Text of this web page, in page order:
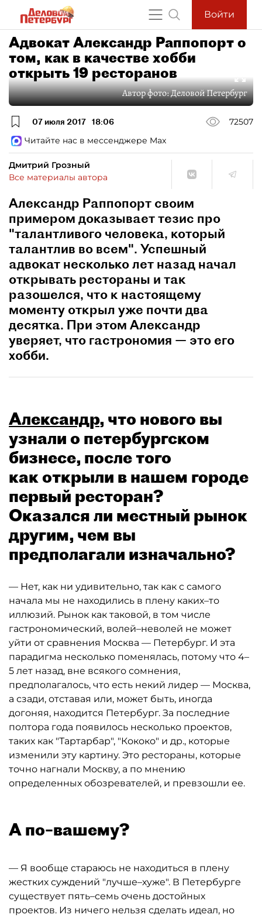
Войти
Адвокат Александр Раппопорт о
том, как в качестве хобби
открыть 19 ресторанов
Автор фото:Деловой Петербург
07 июля 2017 18:06
72507
Читайте нас в мессенджере Max
Дмитрий Грозный
Все материалы автора
Александр Раппопорт своим
примером доказывает тезис про
"талантливого человека, который
талантлив во всем". Успешный
адвокат несколько лет назад начал
открывать рестораны и так
разошелся, что к настоящему
моменту открыл уже почти два
десятка. При этом Александр
уверяет, что гастрономия — это его
хобби.
Александр, что нового вы
узнали о петербургском
бизнесе, после того
как открыли в нашем городе
первый ресторан?
Оказался ли местный рынок
другим, чем вы
предполагали изначально?
— Нет, как ни удивительно, так как с самого
начала мы не находились в плену каких–то
иллюзий. Рынок как таковой, в том числе
гастрономический, волей–неволей не может
уйти от сравнения Москва — Петербург. И эта
парадигма несколько поменялась, потому что 4–
5 лет назад, вне всякого сомнения,
предполагалось, что есть некий лидер — Москва,
а сзади, отставая или, может быть, иногда
догоняя, находится Петербург. За последние
полтора года появилось несколько проектов,
таких как "Тартарбар", "Кококо" и др., которые
изменили эту картину. Это рестораны, которые
точно нагнали Москву, а по мнению
определенных обозревателей, и превзошли ее.
А по–вашему?
— Я вообще стараюсь не находиться в плену
жестких суждений "лучше–хуже". В Петербурге
существует пять–семь очень достойных
проектов. Из ничего нельзя сделать идеал, но